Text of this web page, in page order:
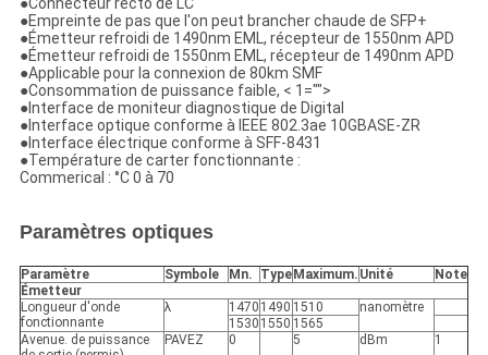
●Connecteur recto de LC
●Empreinte de pas que l'on peut brancher chaude de SFP+
●Émetteur refroidi de 1490nm EML, récepteur de 1550nm APD
●Émetteur refroidi de 1550nm EML, récepteur de 1490nm APD
●Applicable pour la connexion de 80km SMF
●Consommation de puissance faible, < 1="">
●Interface de moniteur diagnostique de Digital
●Interface optique conforme à IEEE 802.3ae 10GBASE-ZR
●Interface électrique conforme à SFF-8431
●Température de carter fonctionnante :
Commerical : °C 0 à 70
Paramètres optiques
Paramètre Symbole Mn. Type Maximum. Unité
Note
Émetteur
Longueur d'onde
fonctionnante
λ 1470 1490 1510
nanomètre
1530 1550 1565
Avenue. de puissance
PAVEZ 0 5 dBm 1